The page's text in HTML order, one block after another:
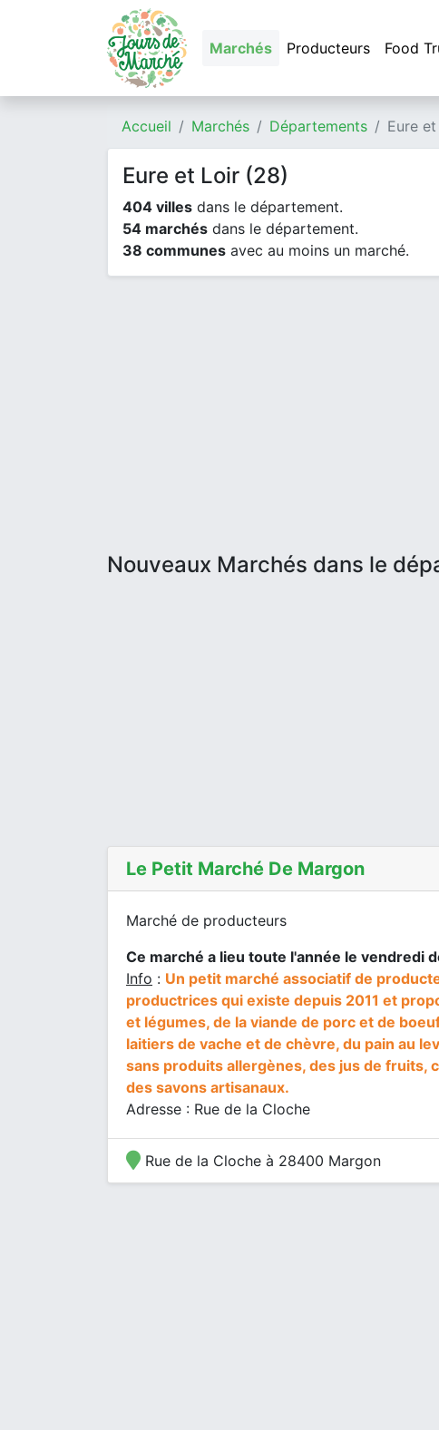
Marchés Producteurs Food
Accueil Marchés Départements Eure
Eure et Loir (28)
404 villes dans le département.
54 marchés dans le département.
38 communes avec au moins un marché.
Nouveaux Marchés dans le
Le Petit Marché De Margon
Marché de producteurs
Ce marché a lieu toute l'année le vendredi
Info : Un petit marché associatif de
productrices qui existe depuis 2011 et
et légumes, de la viande de porc et de
laitiers de vache et de chèvre, du pain au
sans produits allergènes, des jus de fruits,
des savons artisanaux.
Adresse : Rue de la Cloche
Rue de la Cloche à 28400 Margon